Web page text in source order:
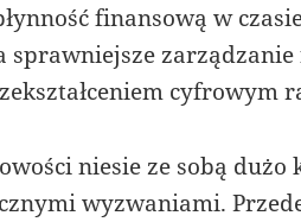
finansową w
sprawniejsze
cyfrowym
niesie ze sobą dużo
wyzwaniami.